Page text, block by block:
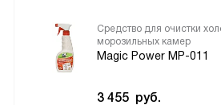
Средство для очистки
морозильных камер
Magic Power MP-011
3 455 руб.